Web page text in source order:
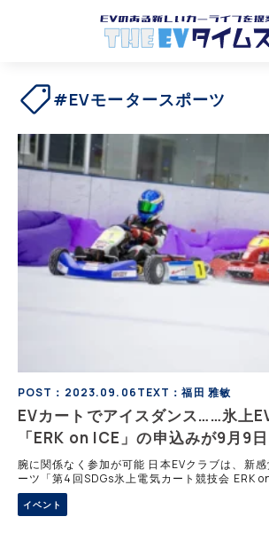
#EVモータースポーツ
POST：2023.09.06TEXT：福田 雅敏
EVカートでアイスダンス……氷上
「ERK on ICE」の申込みが9月9
腕に関係なく参加が可能 日本EVクラブは、新
ーツ「第4回SDGs氷上電気カート競技会 ERK
筆者は第一回からこの「ERK on ICE」にスタッ
る。「
イベント